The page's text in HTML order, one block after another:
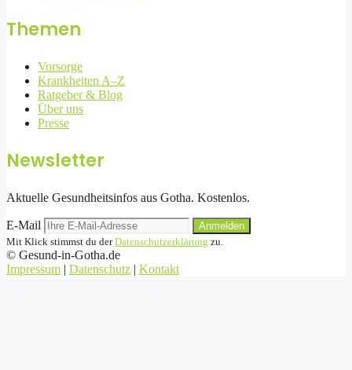
Themen
Vorsorge
Krankheiten A–Z
Ratgeber & Blog
Über uns
Presse
Newsletter
Aktuelle Gesundheitsinfos aus Gotha. Kostenlos.
E-Mail
Anmelden
Mit Klick stimmst du derDatenschutzerklärung zu.
© Gesund-in-Gotha.de
Impressum | Datenschutz | Kontakt